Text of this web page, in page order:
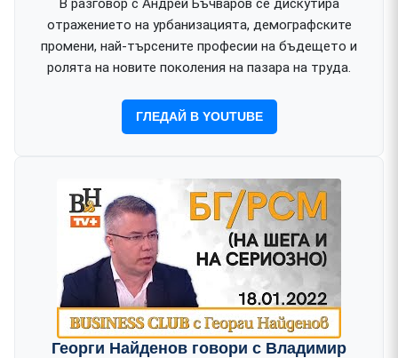
В разговор с Андрей Бъчваров се дискутира
отражението на урбанизацията, демографските
промени, най-търсените професии на бъдещето и
ролята на новите поколения на пазара на труда.
ГЛЕДАЙ В YOUTUBE
Георги Найденов говори с Владимир